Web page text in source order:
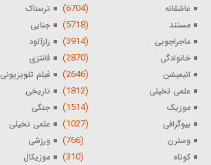
عاشقانه (6704) ترسناک
مستند (5718) جنایی
ماجراجویی (3914) رازآلود
خانوادگی (2870) فانتزی
انیمیشن (2646) فیلم تلویزیونی
علمی تخیلی (1812) تاریخی
موزیک (1514) جنگی
بیوگرافی (1027) علمی تخیلی
وسترن (766) ورزشی
کوتاه (310) موزیکال